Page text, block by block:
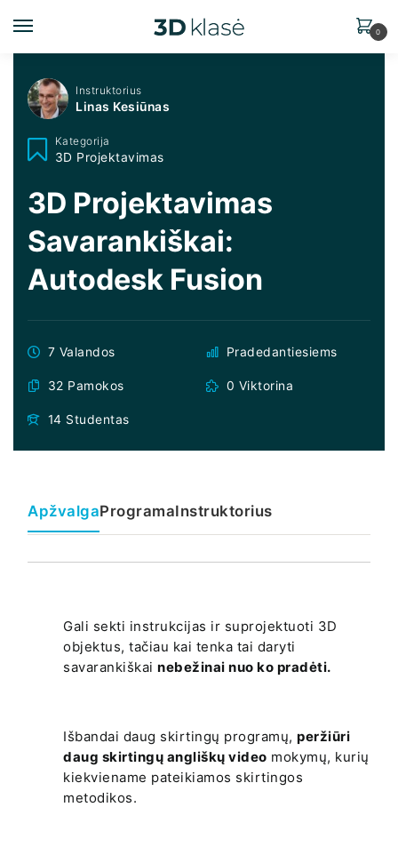
0
Instruktorius
Linas Kesiūnas
Kategorija
3D Projektavimas
3D Projektavimas
Savarankiškai:
Autodesk Fusion
7 Valandos Pradedantiesiems
32 Pamokos 0 Viktorina
14 Studentas
ApžvalgaProgramaInstruktorius
Gali sekti instrukcijas ir suprojektuoti 3D
objektus, tačiau kai tenka tai daryti
savarankiškai nebežinai nuo ko pradėti.
Išbandai daug skirtingų programų, peržiūri
daug skirtingų angliškų video mokymų, kurių
kiekviename pateikiamos skirtingos
metodikos.